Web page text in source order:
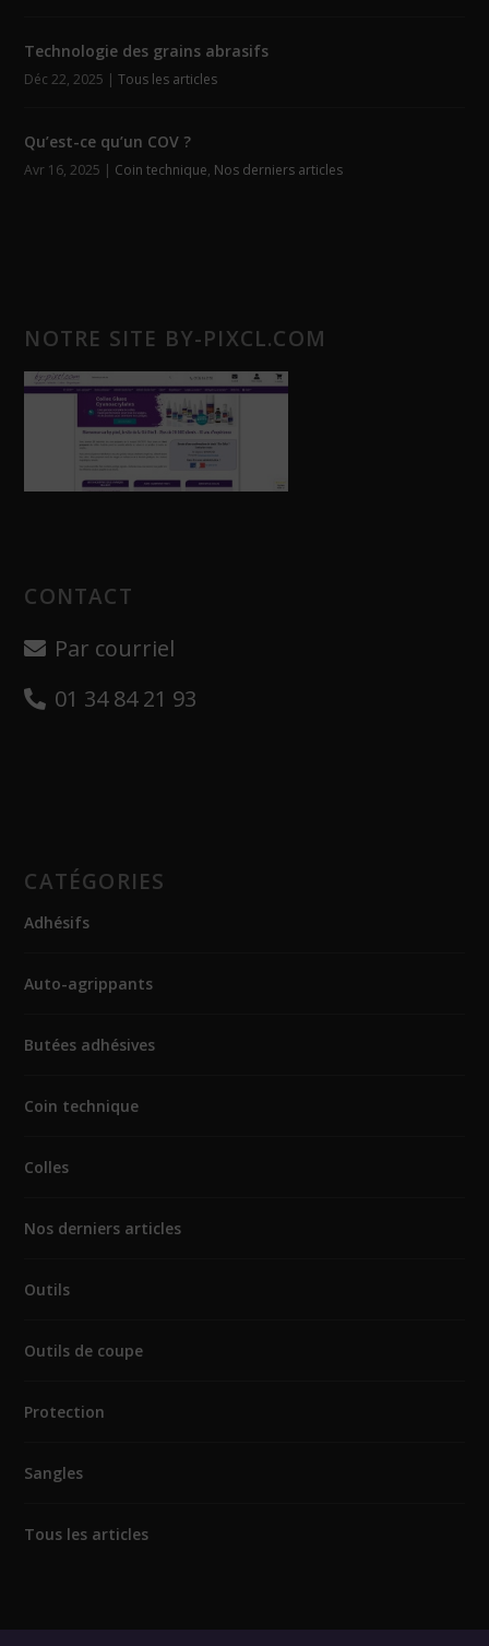
Technologie des grains abrasifs
Déc 22, 2025 |Tous les articles
Qu’est-ce qu’un COV ?
Avr 16, 2025 | Coin technique, Nos derniers articles
NOTRE SITE BY-PIXCL.COM
CONTACT
Par courriel
01 34 84 21 93
CATÉGORIES
Adhésifs
Auto-agrippants
Butées adhésives
Coin technique
Colles
Nos derniers articles
Outils
Outils de coupe
Protection
Sangles
Tous les articles